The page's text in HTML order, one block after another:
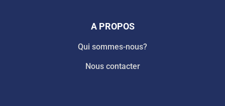
A PROPOS
Qui sommes-nous?
Nous contacter